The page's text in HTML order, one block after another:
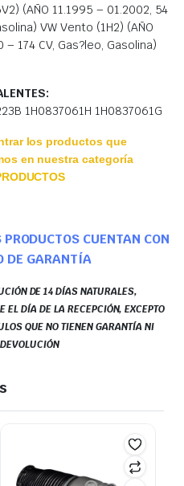
(AÑO 11.1995 – 01.2002, 54
VW Vento (1H2) (AÑO
– 174 CV, Gas?leo, Gasolina)
1H0837061H 1H0837061G
los productos que
en nuestra categoría
CUENTAN CON
DE GARANTÍA
DE 14 DÍAS NATURALES,
EL DÍA DE LA RECEPCIÓN, EXCEPTO
QUE NO TIENEN GARANTÍA NI
DEVOLUCIÓN